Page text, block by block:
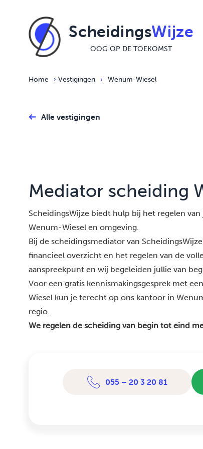
ScheidingsWijze
OOG OP DE TOEKOMST
Home › Vestigingen › Wenum-Wiesel
Alle vestigingen
Mediator scheiding
ScheidingsWijze biedt hulp bij het regelen
Wenum-Wiesel en omgeving.
Bij de scheidingsmediator van
financieel overzicht en het regelen van de
aanspreekpunt en wij begeleiden jullie van
Voor een gratis kennismakingsgesprek met
Wiesel kun je terecht op ons kantoor in
regio.
We regelen de scheiding van begin tot eind
055 – 20 3 20 81